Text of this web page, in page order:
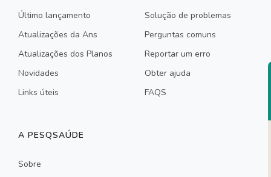
Último lançamento
Atualizações da Ans
Atualizações dos Planos
Novidades
Links úteis
Solução de problemas
Perguntas comuns
Reportar um erro
Obter ajuda
FAQS
A PESQSAÚDE
Sobre